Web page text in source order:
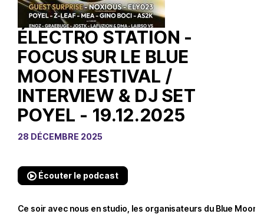
ÉLECTRO STATION -
FOCUS SUR LE BLUE
MOON FESTIVAL /
INTERVIEW & DJ SET
POYEL - 19.12.2025
28 DÉCEMBRE 2025
Écouter le podcast
Ce soir avec nous en studio, les organisateurs du Blue Moon